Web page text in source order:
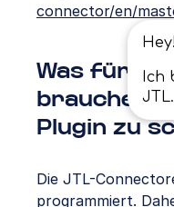
connector/en/
Was für
brauche
Plugin zu
Die JTL-
programmiert.